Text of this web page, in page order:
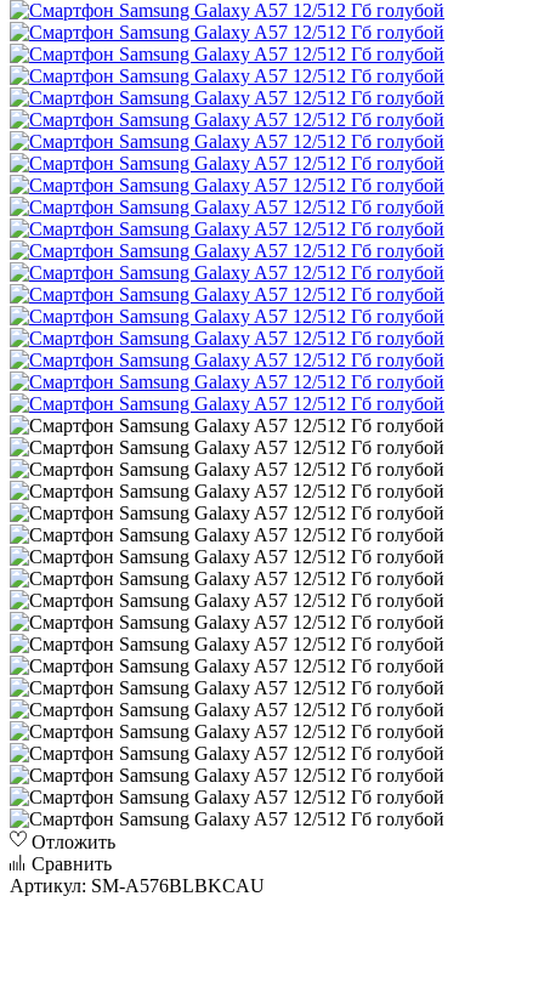
Отложить
Сравнить
Артикул: SM-A576BLBKCAU